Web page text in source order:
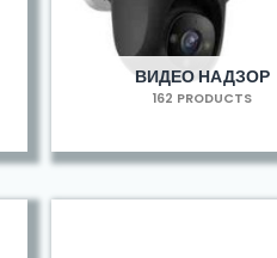
ВИДЕО НАДЗОР
162 PRODUCTS